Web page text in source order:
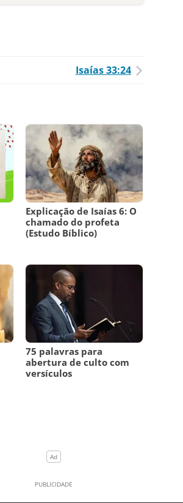
Isaías 33:24
Explicação de Isaías 6: O
chamado do profeta
(Estudo Bíblico)
75 palavras para
abertura de culto com
versículos